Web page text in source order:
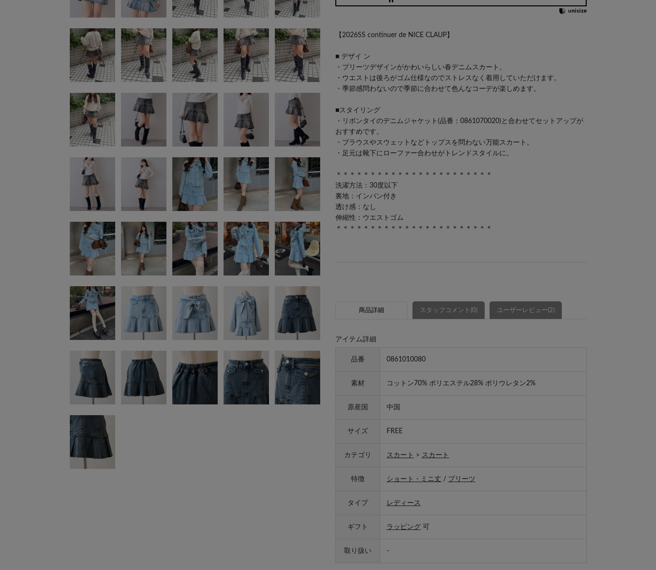
【2026SS continuer de NICE CLAUP】
■ デザイ ン
・プリーツデザインがかわいらしい春デニムスカート。
・ウエストは後ろがゴム仕様なのでストレスなく着用していただけます。
・季節感問わないので季節に合わせて色んなコーデが楽しめます。
■スタイリング
・リボンタイのデニムジャケット(品番：0861070020)と合わせてセットアップが
おすすめです。
・ブラウスやスウェットなどトップスを問わない万能スカート。
・足元は靴下にローファー合わせがトレンドスタイルに。
＊＊＊＊＊＊＊＊＊＊＊＊＊＊＊＊＊＊＊＊＊＊＊
洗濯方法：30度以下
裏地：インパン付き
透け感：なし
伸縮性：ウエストゴム
＊＊＊＊＊＊＊＊＊＊＊＊＊＊＊＊＊＊＊＊＊＊＊
商品詳細 スタッフコメント(0) ユーザーレビュー(2)
アイテム詳細
品番 0861010080
素材 コットン70% ポリエステル28% ポリウレタン2%
原産国 中国
サイズ FREE
カテゴリ スカート > スカート
特徴 ショート・ミニ丈 / プリーツ
タイプ レディース
ギフト ラッピング 可
取り扱い -